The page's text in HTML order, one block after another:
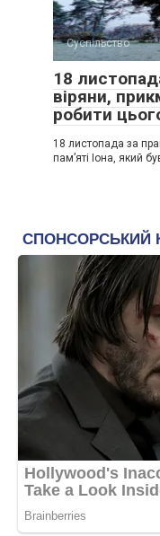
Суспільство
18
віряни,
робити
18 листопада за
пам’яті Іона, який